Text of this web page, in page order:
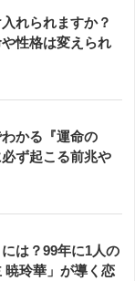
れられますか？
性格は変えられ
かる『運命の
ず起こる前兆や
は？99年に1人の
暁玲華」が導く恋